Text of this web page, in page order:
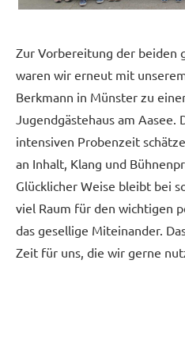
Zur Vorbereitung der beiden
waren wir erneut mit
Berkmann in Münster zu
Jugendgästehaus am Aasee.
intensiven Probenzeit
an Inhalt, Klang und
Glücklicher Weise bleibt bei
viel Raum für den wichtigen
das gesellige Miteinander.
Zeit für uns, die wir gerne